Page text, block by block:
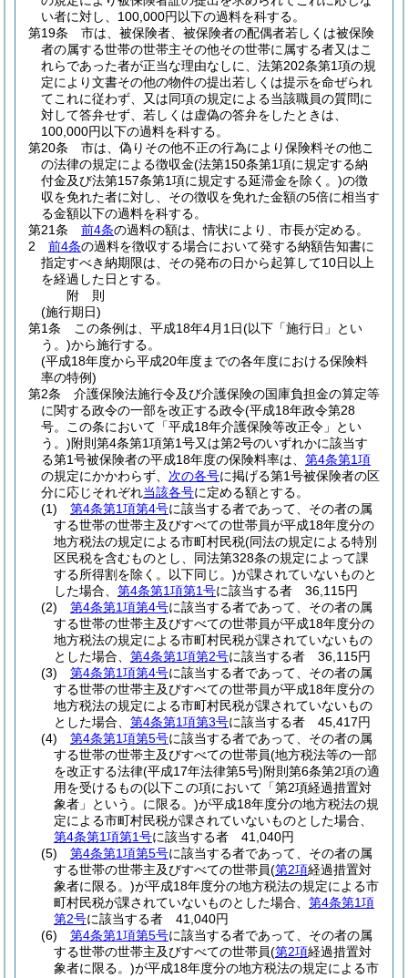
い者に対し、100,000円以下の過料を科する。
第19条
市は、被保険者、被保険者の配偶者若しくは被保険
者の属する世帯の世帯主その他その世帯に属する者又はこ
れらであった者が正当な理由なしに、法第202条第1項の規
定により文書その他の物件の提出若しくは提示を命ぜられ
てこれに従わず、又は同項の規定による当該職員の質問に
対して答弁せず、若しくは虚偽の答弁をしたときは、
100,000円以下の過料を科する。
第20条
市は、偽りその他不正の行為により保険料その他こ
の法律の規定による徴収金(法第150条第1項に規定する納
付金及び法第157条第1項に規定する延滞金を除く。)の徴
収を免れた者に対し、その徴収を免れた金額の5倍に相当す
る金額以下の過料を科する。
第21条
前4条の過料の額は、情状により、市長が定める。
2
前4条の過料を徴収する場合において発する納額告知書に
指定すべき納期限は、その発布の日から起算して10日以上
を経過した日とする。
附 則
(施行期日)
第1条
この条例は、平成18年4月1日(以下「施行日」とい
う。)から施行する。
(平成18年度から平成20年度までの各年度における保険料
率の特例)
第2条
介護保険法施行令及び介護保険の国庫負担金の算定等
に関する政令の一部を改正する政令(平成18年政令第28
号。この条において「平成18年介護保険等改正令」とい
う。)附則第4条第1項第1号又は第2号のいずれかに該当す
る第1号被保険者の平成18年度の保険料率は、 第4条第1項
の規定にかかわらず、 次の各号に掲げる第1号被保険者の区
分に応じそれぞれ当該各号に定める額とする。
(1)
第4条第1項第4号に該当する者であって、その者の属
する世帯の世帯主及びすべての世帯員が平成18年度分の
地方税法の規定による市町村民税(同法の規定による特別
区民税を含むものとし、同法第328条の規定によって課
する所得割を除く。以下同じ。)が課されていないものと
した場合、 第4条第1項第1号に該当する者 36,115円
(2)
第4条第1項第4号に該当する者であって、その者の属
する世帯の世帯主及びすべての世帯員が平成18年度分の
地方税法の規定による市町村民税が課されていないもの
とした場合、 第4条第1項第2号に該当する者 36,115円
(3)
第4条第1項第4号に該当する者であって、その者の属
する世帯の世帯主及びすべての世帯員が平成18年度分の
地方税法の規定による市町村民税が課されていないもの
とした場合、 第4条第1項第3号に該当する者 45,417円
(4)
第4条第1項第5号に該当する者であって、その者の属
する世帯の世帯主及びすべての世帯員(地方税法等の一部
を改正する法律(平成17年法律第5号)附則第6条第2項の適
用を受けるもの(以下この項において「第2項経過措置対
象者」という。に限る。)が平成18年度分の地方税法の規
定による市町村民税が課されていないものとした場合、
第4条第1項第1号に該当する者 41,040円
(5)
第4条第1項第5号に該当する者であって、その者の属
する世帯の世帯主及びすべての世帯員(第2項経過措置対
象者に限る。)が平成18年度分の地方税法の規定による市
町村民税が課されていないものとした場合、 第4条第1項
第2号に該当する者 41,040円
(6)
第4条第1項第5号に該当する者であって、その者の属
する世帯の世帯主及びすべての世帯員(第2項経過措置対
象者に限る。)が平成18年度分の地方税法の規定による市